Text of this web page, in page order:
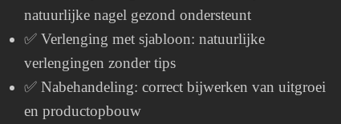
natuurlijke nagel gezond ondersteunt
✅ Verlenging met sjabloon: natuurlijke
verlengingen zonder tips
✅ Nabehandeling: correct bijwerken van uitgroei
en productopbouw